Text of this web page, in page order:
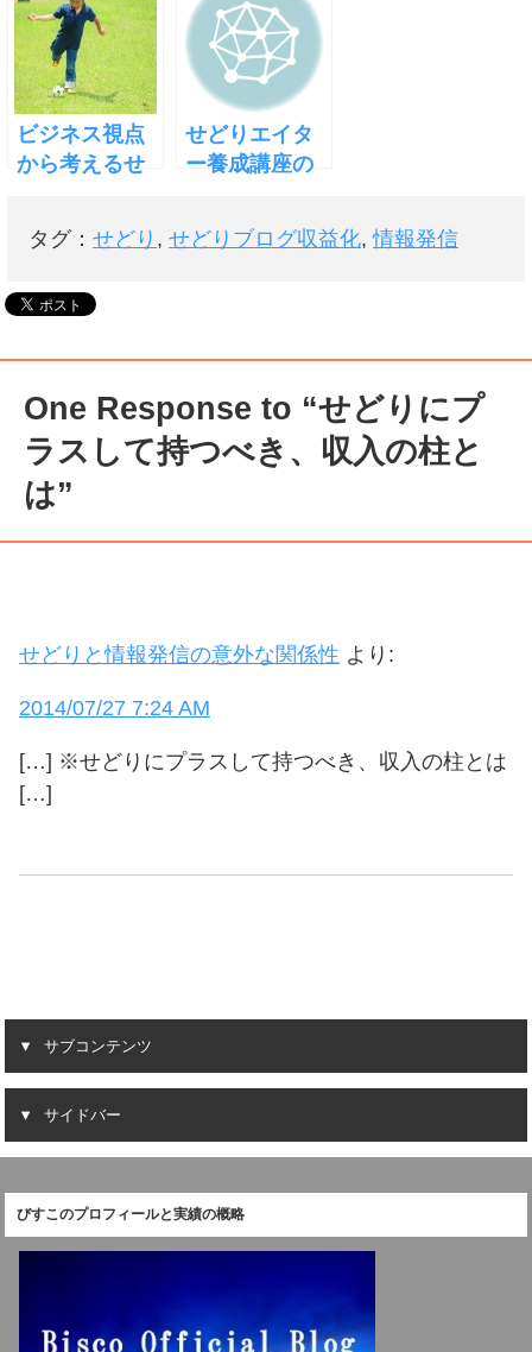
ビジネス視点
から考えるせ
リエイトの大
きな違い
せどりエイタ
ー養成講座の
タグ： せどり , せどりブログ収益化,情報発信
One Response to “せどりにプ
ラスして持つべき、収入の柱と
は”
せどりと情報発信の意外な関係性 より:
2014/07/27 7:24 AM
[…] ※せどりにプラスして持つべき、収入の柱とは
[…]
サブコンテンツ
サイドバー
びすこのプロフィールと実績の概略